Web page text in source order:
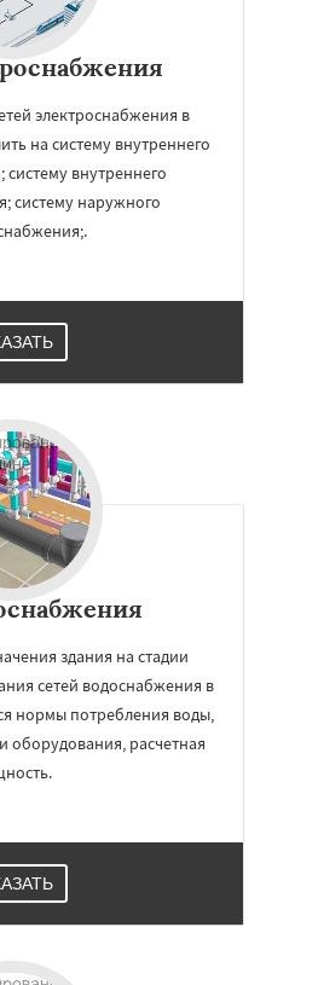
электроснабжения в
на систему внутреннего
внутреннего
систему наружного
здания на стадии
сетей водоснабжения в
нормы потребления воды,
оборудования, расчетная